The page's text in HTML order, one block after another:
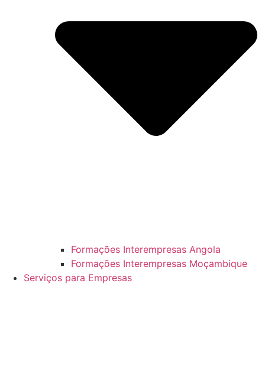
Formações Interempresas Angola
Formações Interempresas Moçambique
Serviços para Empresas